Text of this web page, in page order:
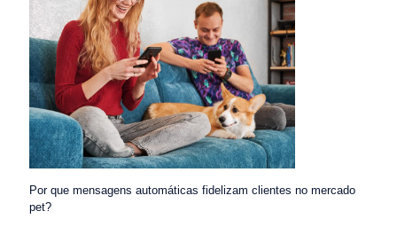
Por que mensagens automáticas fidelizam clientes no mercado
pet?